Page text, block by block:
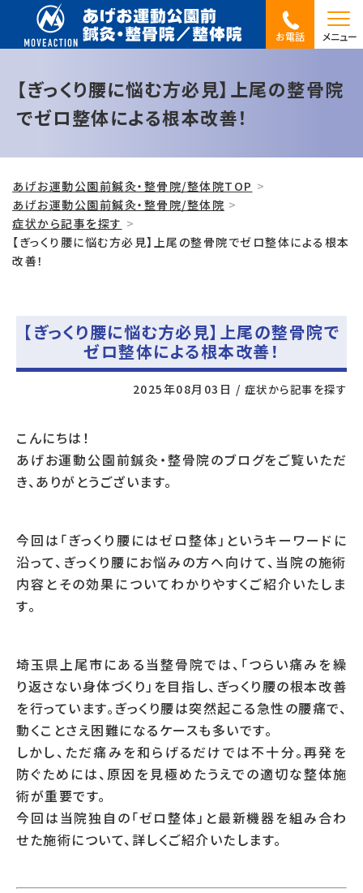
お電話 メニュー
【ぎっくり腰に悩む方必見】上尾の整骨院
でゼロ整体による根本改善！
あげお運動公園前鍼灸・整骨院/整体院TOP
あげお運動公園前鍼灸・整骨院/整体院
症状から記事を探す
【ぎっくり腰に悩む方必見】上尾の整骨院でゼロ整体による根本
改善！
【ぎっくり腰に悩む方必見】上尾の整骨院で
ゼロ整体による根本改善！
2025年08月03日 / 症状から記事を探す
こんにちは！
あげお運動公園前鍼灸・整骨院のブログをご覧いただ
き、ありがとうございます。
今回は「ぎっくり腰にはゼロ整体」というキーワードに
沿って、ぎっくり腰にお悩みの方へ向けて、当院の施術
内容とその効果についてわかりやすくご紹介いたしま
す。
埼玉県上尾市にある当整骨院では、「つらい痛みを繰
り返さない身体づくり」を目指し、ぎっくり腰の根本改善
を行っています。ぎっくり腰は突然起こる急性の腰痛で、
動くことさえ困難になるケースも多いです。
しかし、ただ痛みを和らげるだけでは不十分。再発を
防ぐためには、原因を見極めたうえでの適切な整体施
術が重要です。
今回は当院独自の「ゼロ整体」と最新機器を組み合わ
せた施術について、詳しくご紹介いたします。